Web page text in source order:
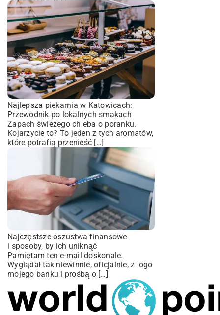
Najlepsza piekarnia w Katowicach:
Przewodnik po lokalnych smakach
Zapach świeżego chleba o poranku.
Kojarzycie to? To jeden z tych aromatów,
które potrafią przenieść […]
Najczęstsze oszustwa finansowe
i sposoby, by ich uniknąć
Pamiętam ten e-mail doskonale.
Wyglądał tak niewinnie, oficjalnie, z logo
mojego banku i prośbą o […]